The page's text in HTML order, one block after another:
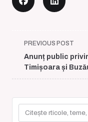
<span
class="nav-
subtitle
screen-
text">Page</span>
PREVIOUS POST
Anunț public
Timișoara și